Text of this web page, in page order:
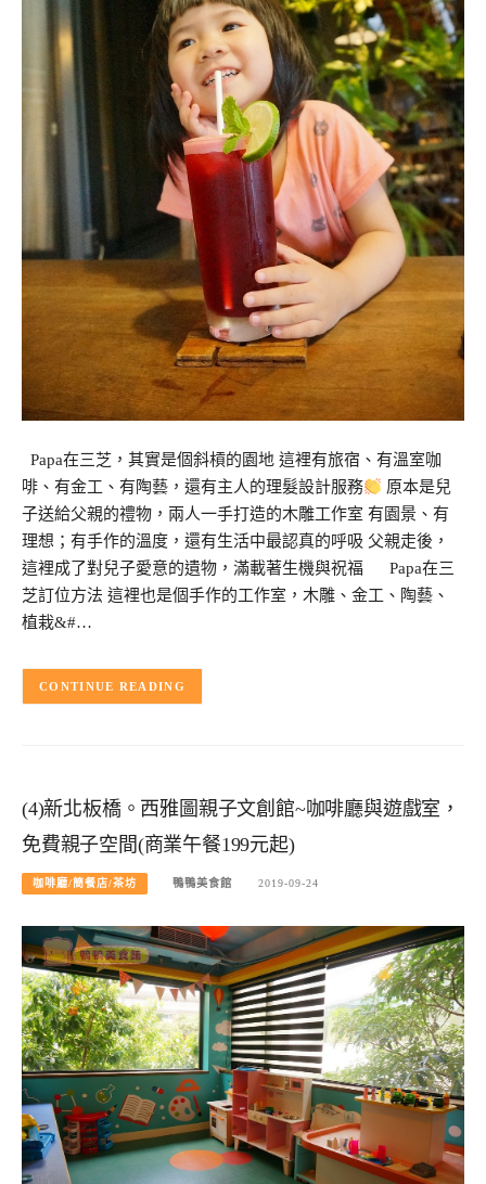
Papa在三芝，其實是個斜槓的園地 這裡有旅宿、有溫室咖
啡、有金工、有陶藝，還有主人的理髮設計服務
原本是兒
子送給父親的禮物，兩人一手打造的木雕工作室 有園景、有
理想；有手作的溫度，還有生活中最認真的呼吸 父親走後，
這裡成了對兒子愛意的遺物，滿載著生機與祝福 Papa在三
芝訂位方法 這裡也是個手作的工作室，木雕、金工、陶藝、
植栽&#…
CONTINUE READING
(4)新北板橋。西雅圖親子文創館~咖啡廳與遊戲室，
免費親子空間(商業午餐199元起)
咖啡廳/簡餐店/茶坊 鴨鴨美食館 2019-09-24